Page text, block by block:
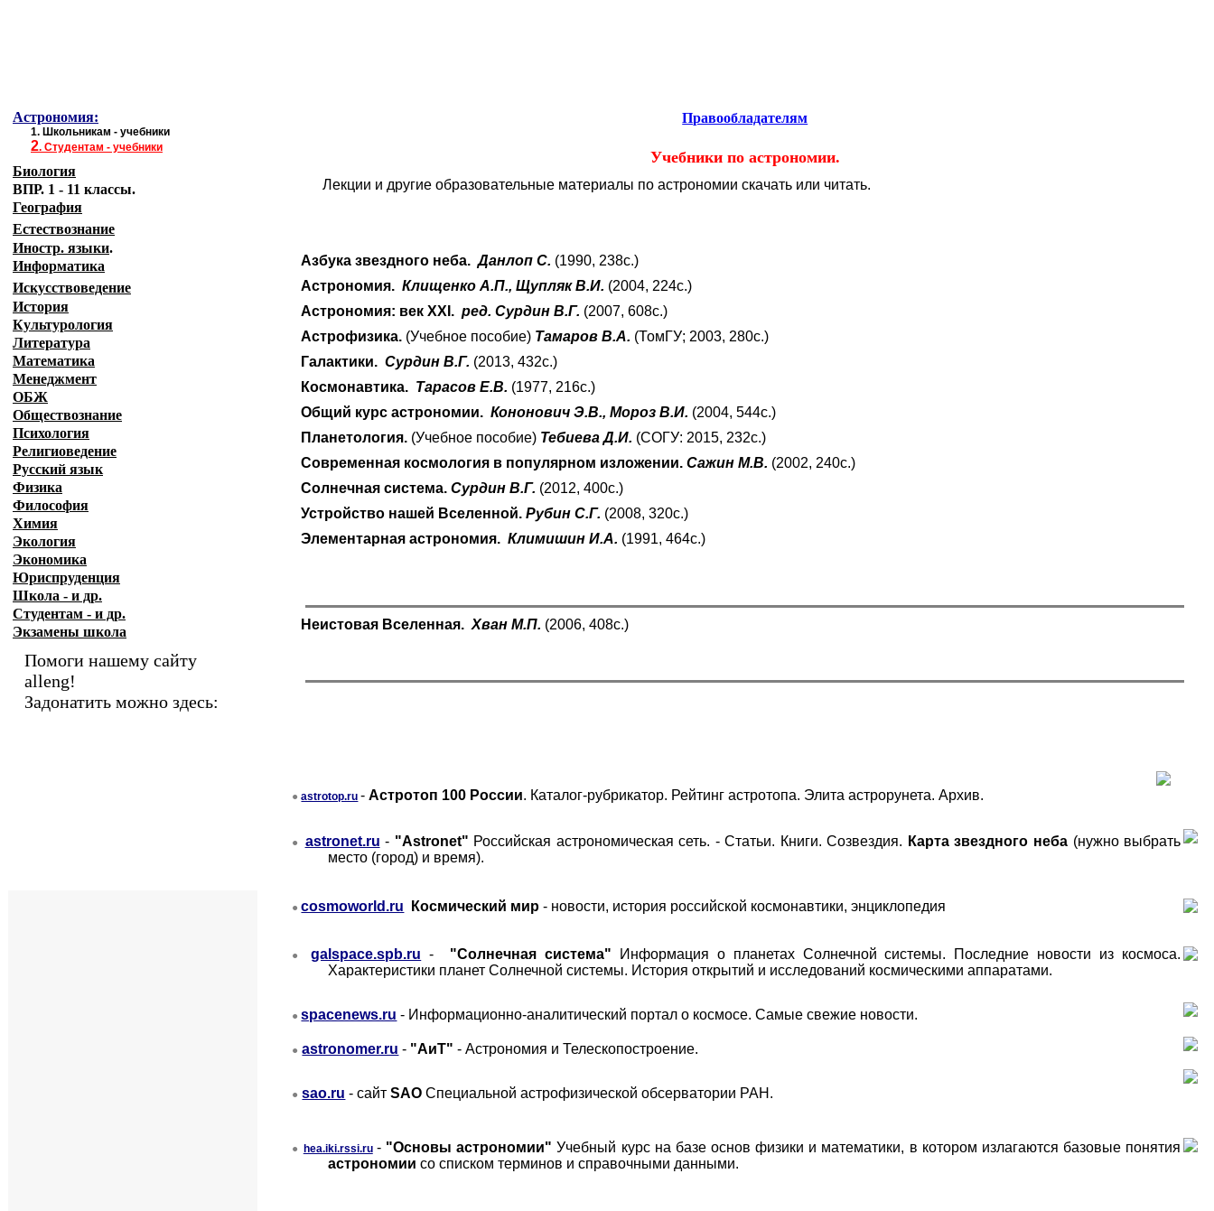
Правообладателям
Учебники по астрономии.
Лекции и другие образовательные материалы по астрономии скачать или читать.
Азбука звездного неба.Данлоп С. (1990, 238с.)
Астрономия.Клищенко А.П., Щупляк В.И. (2004, 224с.)
Астрономия: век XXI.ред. Сурдин В.Г. (2007, 608с.)
Астрофизика. (Учебное пособие) Тамаров В.А. (ТомГУ; 2003, 280с.)
Галактики. Сурдин В.Г. (2013, 432с.)
Космонавтика. Тарасов Е.В. (1977, 216с.)
Общий курс астрономии.Кононович Э.В., Мороз В.И. (2004, 544с.)
Планетология. (Учебное пособие) Тебиева Д.И. (СОГУ: 2015, 232с.)
Современная космология в популярном изложении.Сажин М.В. (2002, 240с.)
Солнечная система.Сурдин В.Г. (2012, 400с.)
Устройство нашей Вселенной.Рубин С.Г. (2008, 320с.)
Элементарная астрономия.Климишин И.А. (1991, 464с.)
Неистовая Вселенная. Хван М.П. (2006, 408с.)
●astrotop.ru -Астротоп 100 России. Каталог-рубрикатор. Рейтинг астротопа. Элита астрорунета. Архив.
● astronet.ru - "Astronet" Российская астрономическая сеть. - Статьи. Книги. Созвездия. Карта звездного неба(нужно выбрать
место (город) и время).
●cosmoworld.ru Космический мир - новости, история российской космонавтики, энциклопедия
● galspace.spb.ru - "Солнечная система" Информация о планетах Солнечной системы. Последние новости из космоса.
Характеристики планет Солнечной системы. История открытий и исследований космическими аппаратами.
●spacenews.ru - Информационно-аналитический портал о космосе. Самые свежие новости.
● astronomer.ru - "АиТ" - Астрономия и Телескопостроение.
● sao.ru -сайтSAO Специальной астрофизической обсерватории РАН.
● hea.iki.rssi.ru - "Основы астрономии" Учебный курс на базе основ физики и математики, в котором излагаются базовые понятия
астрономии со списком терминов и справочными данными.
Астрономия:
1. Школьникам - учебники
2. Студентам - учебники
Биология
ВПР. 1 - 11 классы.
География
Естествознание
Иностр. языки.
Информатика
Искусствоведение
История
Культурология
Литература
Математика
Менеджмент
ОБЖ
Обществознание
Психология
Религиоведение
Русский язык
Физика
Философия
Химия
Экология
Экономика
Юриспруденция
Школа - и др.
Студентам - и др.
Экзамены школа
Помоги нашему сайту
alleng!
Задонатить можно здесь: